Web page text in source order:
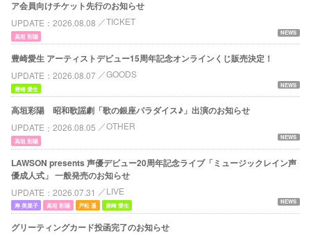
ア会員向けチケット先行のお知らせ
UPDATE 2026.08.08 TICKET
NEWS
高垣 彩陽
豊崎愛生 アーティストデビュー15周年記念オンラインくじ販売決定！
UPDATE 2026.08.07 GOODS
NEWS
豊崎 愛生
高垣彩陽 昭和歌謡劇「歌の銀座パラダイス♪」出演のお知らせ
UPDATE 2026.08.05 OTHER
NEWS
高垣 彩陽
LAWSON presents 声優デビュー20周年記念ライブ「ミュージックレイン声
優成人式」 一般発売のお知らせ
UPDATE 2026.07.31 LIVE
NEWS
寿 美菜子 高垣 彩陽 戸松 遥 豊崎 愛生
グリーティングカード投函完了のお知らせ